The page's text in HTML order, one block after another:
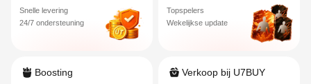
Snelle levering
24/7 ondersteuning
Topspelers
Wekelijkse update
Boosting Verkoop bij U7BUY